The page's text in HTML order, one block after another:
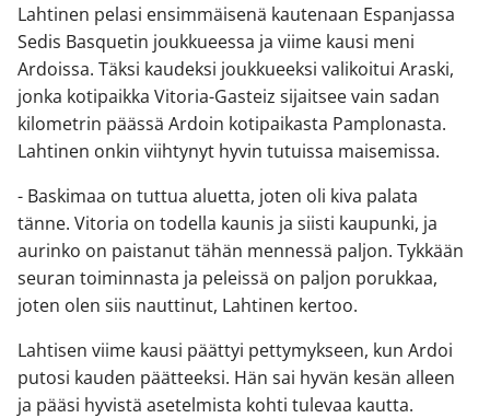
Lahtinen pelasi ensimmäisenä kautenaan Espanjassa
Sedis Basquetin joukkueessa ja viime kausi meni
Ardoissa. Täksi kaudeksi joukkueeksi valikoitui Araski,
jonka kotipaikka Vitoria-Gasteiz sijaitsee vain sadan
kilometrin päässä Ardoin kotipaikasta Pamplonasta.
Lahtinen onkin viihtynyt hyvin tutuissa maisemissa.
- Baskimaa on tuttua aluetta, joten oli kiva palata
tänne. Vitoria on todella kaunis ja siisti kaupunki, ja
aurinko on paistanut tähän mennessä paljon. Tykkään
seuran toiminnasta ja peleissä on paljon porukkaa,
joten olen siis nauttinut, Lahtinen kertoo.
Lahtisen viime kausi päättyi pettymykseen, kun Ardoi
putosi kauden päätteeksi. Hän sai hyvän kesän alleen
ja pääsi hyvistä asetelmista kohti tulevaa kautta.